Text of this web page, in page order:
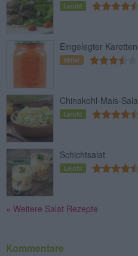
Leicht
Eingelegter
Mittel
Chinakohl-Mais-
Leicht
Schichtsalat
Leicht
» Weitere Salat Rezepte
Kommentare